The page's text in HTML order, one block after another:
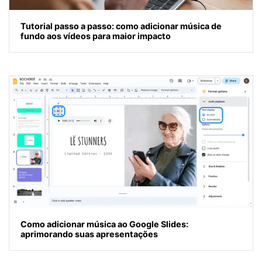
Tutorial passo a passo: como adicionar música de
fundo aos vídeos para maior impacto
Como adicionar música ao Google Slides:
aprimorando suas apresentações